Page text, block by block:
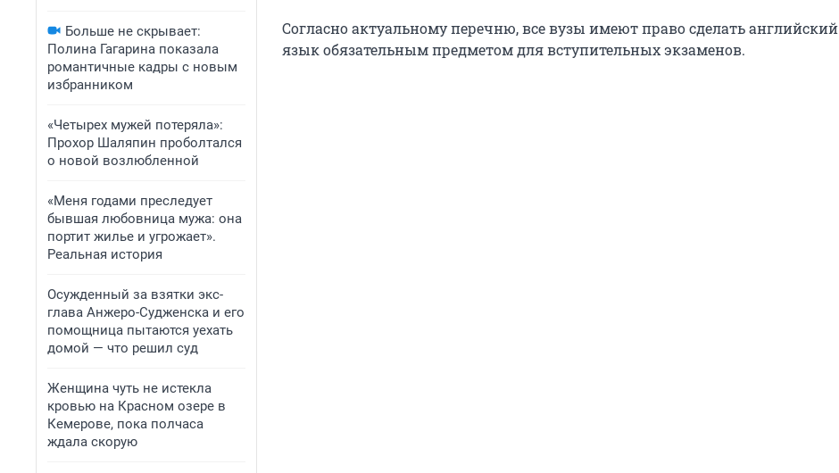
Больше не скрывает:
Полина Гагарина показала
романтичные кадры с новым
избранником
«Четырех мужей потеряла»:
Прохор Шаляпин проболтался
о новой возлюбленной
«Меня годами преследует
бывшая любовница мужа: она
портит жилье и угрожает».
Реальная история
Осужденный за взятки экс-
глава Анжеро-Судженска и его
помощница пытаются уехать
домой — что решил суд
Женщина чуть не истекла
кровью на Красном озере в
Кемерове, пока полчаса
ждала скорую
Согласно актуальному перечню, все вузы имеют право сделать английский
язык обязательным предметом для вступительных экзаменов.